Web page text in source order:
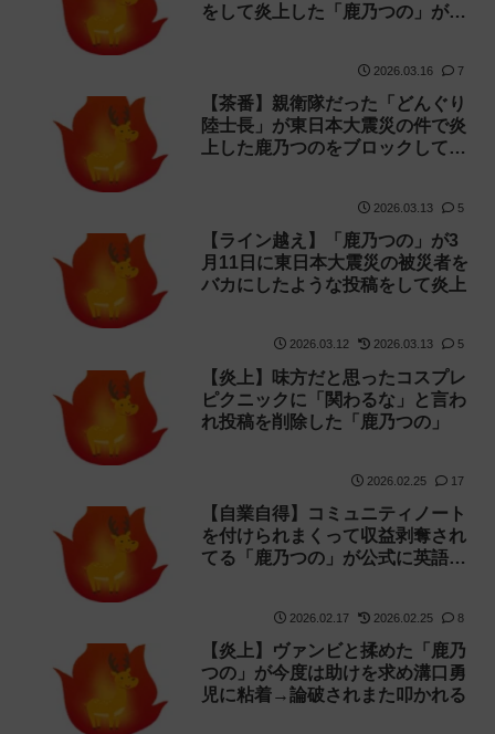
をして炎上した「鹿乃つの」がま
2026.03.16 7
【茶番】親衛隊だった「どんぐり
陸士長」が東日本大震災の件で炎
上した鹿乃つのをブロックして謝
2026.03.13 5
【ライン越え】「鹿乃つの」が3
月11日に東日本大震災の被災者を
バカにしたような投稿をして炎上
2026.03.12 2026.03.13 5
【炎上】味方だと思ったコスプレ
ピクニックに「関わるな」と言わ
れ投稿を削除した「鹿乃つの」
2026.02.25 17
【自業自得】コミュニティノート
を付けられまくって収益剥奪され
てる「鹿乃つの」が公式に英語で
2026.02.17 2026.02.25 8
【炎上】ヴァンビと揉めた「鹿乃
つの」が今度は助けを求め溝口勇
児に粘着→論破されまた叩かれる